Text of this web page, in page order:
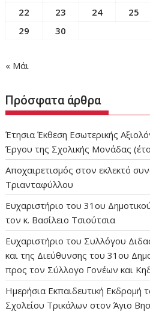
22
23 24 25
29
30
« Μάι
Πρόσφατα άρθρα
Έτησια Έκθεση Εσωτερικής
Έργου της Σχολικής Μονάδας
Αποχαιρετισμός στον εκλεκτό
Τριανταφύλλου
Ευχαριστήριο του 31ου
τον κ. Βασίλειο Τσιούτσια
Ευχαριστήριο του Συλλόγου
και της Διεύθυνσης του 31ου
προς τον Σύλλογο Γονέων και
Ημερήσια Εκπαιδευτική Εκδρομή
Σχολείου Τρικάλων στον Άγιο